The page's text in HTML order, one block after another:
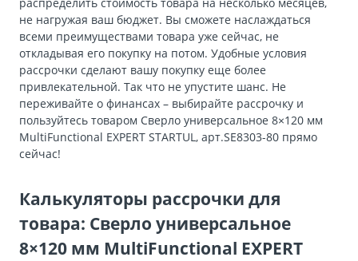
не нагружая ваш бюджет. Вы сможете наслаждаться
всеми преимуществами товара уже сейчас, не
откладывая его покупку на потом. Удобные условия
рассрочки сделают вашу покупку еще более
привлекательной. Так что не упустите шанс. Не
переживайте о финансах – выбирайте рассрочку и
пользуйтесь товаром Сверло универсальное 8×120 мм
MultiFunctional EXPERT STARTUL, арт.SE8303-80 прямо
сейчас!
Калькуляторы рассрочки для
товара: Сверло универсальное
8×120 мм MultiFunctional EXPERT